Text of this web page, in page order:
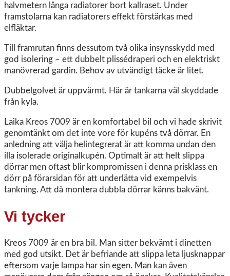
halvmetern långa radiatorer bort kallraset. Under
framstolarna kan radiatorers effekt förstärkas med
elfläktar.
Till framrutan finns dessutom två olika insynsskydd med
god isolering – ett dubbelt plissédraperi och en elektriskt
manövrerad gardin. Behov av utvändigt täcke är litet.
Dubbelgolvet är uppvärmt. Här är tankarna väl skyddade
från kyla.
Laika Kreos 7009 är en komfortabel bil och vi hade skrivit
genomtänkt om det inte vore för kupéns två dörrar. En
anledning att välja helintegrerat är att komma undan den
illa isolerade originalkupén. Optimalt är att helt slippa
dörrar men oftast blir kompromissen i denna prisklass en
dörr på förarsidan för att underlätta vid exempelvis
tankning. Att då montera dubbla dörrar känns bakvänt.
Vi tycker
Kreos 7009 är en bra bil. Man sitter bekvämt i dinetten
med god utsikt. Det är befriande att slippa leta ljusknappar
eftersom varje lampa har sin egen. Man kan även